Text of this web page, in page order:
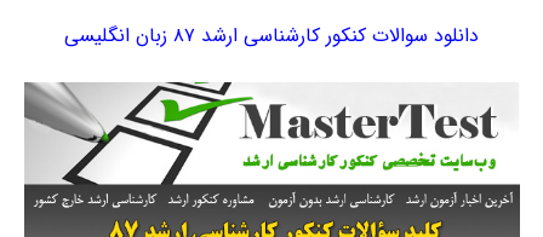
دانلود سوالات کنکور کارشناسی ارشد ۸۷ زبان انگلیسی